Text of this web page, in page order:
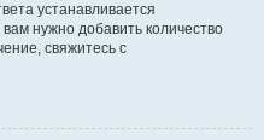
устанавливается
нужно добавить количество
свяжитесь с